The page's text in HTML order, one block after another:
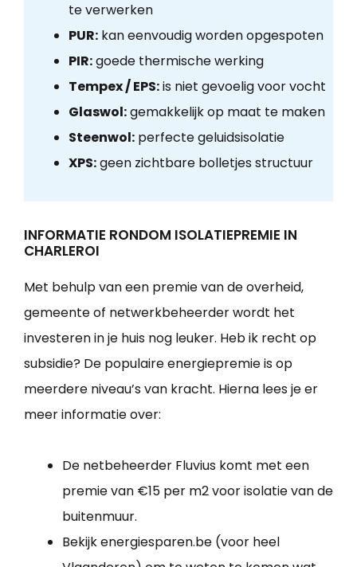
te verwerken
PUR:kan eenvoudig worden opgespoten
PIR:goede thermische werking
Tempex / EPS:is niet gevoelig voor vocht
Glaswol:gemakkelijk op maat te maken
Steenwol:perfecte geluidsisolatie
XPS:geen zichtbare bolletjes structuur
INFORMATIE RONDOM ISOLATIEPREMIE IN
CHARLEROI
Met behulp van een premie van de overheid,
gemeente of netwerkbeheerder wordt het
investeren in je huis nog leuker. Heb ik recht op
subsidie? De populaire energiepremie is op
meerdere niveau’s van kracht. Hierna lees je er
meer informatie over:
De netbeheerder Fluvius komt met een
premie van €15 per m2 voor isolatie van de
buitenmuur.
Bekijk energiesparen.be (voor heel